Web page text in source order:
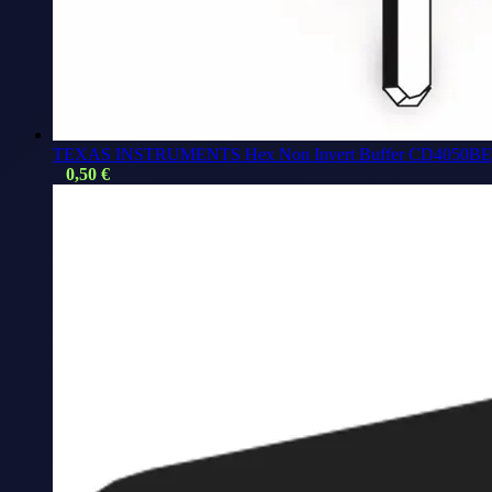
TEXAS INSTRUMENTS Hex Non Invert Buffer
0,50 €